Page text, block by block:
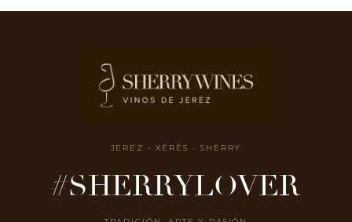
JEREZ - XÉRÈS - SHERRY
#SHERRYLOVER